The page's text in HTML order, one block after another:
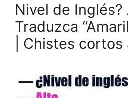
Nivel de Inglés?
Traduzca
| Chistes